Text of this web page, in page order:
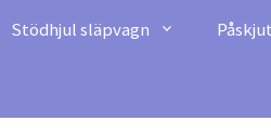
Stödhjul släpvagn